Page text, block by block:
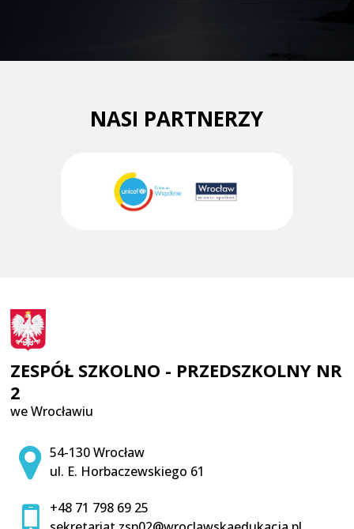
NASI PARTNERZY
ZESPÓŁ SZKOLNO - PRZEDSZKOLNY NR
2
we Wrocławiu
Adres pocztowy:
54-130 Wrocław
ul. E. Horbaczewskiego 61
+48 71 798 69 25